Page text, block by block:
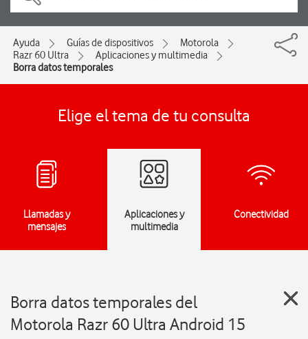
Ayuda Guías de dispositivos
Motorola
Razr 60 Ultra
Aplicaciones y multimedia
Borra datos temporales
Elige el tema de tu consulta
Llamadas y
mensajes
Aplicaciones y
multimedia
Conectividad
Borra datos temporales del
Motorola Razr 60 Ultra Android 15